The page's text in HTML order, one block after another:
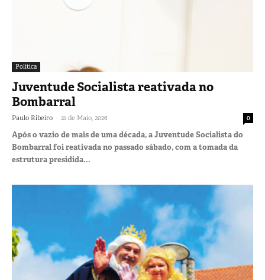
Política
Juventude Socialista reativada no
Bombarral
Paulo Ribeiro - 21 de Maio, 2026 0
Após o vazio de mais de uma década, a Juventude Socialista do
Bombarral foi reativada no passado sábado, com a tomada da
estrutura presidida...